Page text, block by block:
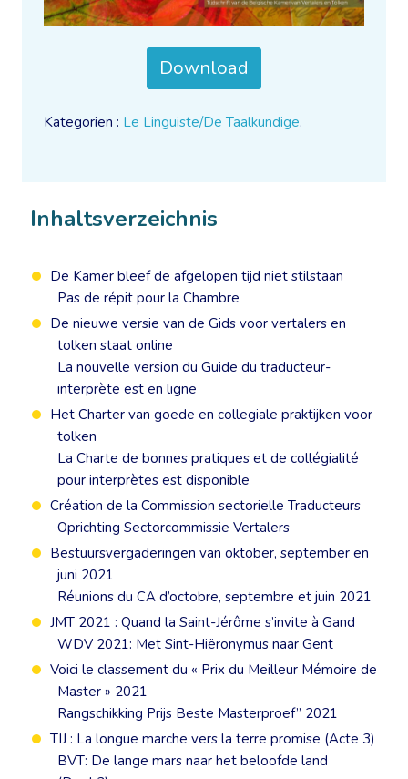
Inhaltsverzeichnis
De Kamer bleef de afgelopen tijd niet stilstaan
Pas de répit pour la Chambre
De nieuwe versie van de Gids voor vertalers en
tolken staat online
La nouvelle version du Guide du traducteur-
interprète est en ligne
Het Charter van goede en collegiale praktijken voor
tolken
La Charte de bonnes pratiques et de collégialité
pour interprètes est disponible
Création de la Commission sectorielle Traducteurs
Oprichting Sectorcommissie Vertalers
Bestuursvergaderingen van oktober, september en
juni 2021
Réunions du CA d’octobre, septembre et juin 2021
JMT 2021 : Quand la Saint-Jérôme s’invite à Gand
WDV 2021: Met Sint-Hiëronymus naar Gent
Voici le classement du « Prix du Meilleur Mémoire de
Master » 2021
Rangschikking Prijs Beste Masterproef” 2021
TIJ : La longue marche vers la terre promise (Acte 3)
BVT: De lange mars naar het beloofde land
Download
Kategorien : Le Linguiste/De Taalkundige.